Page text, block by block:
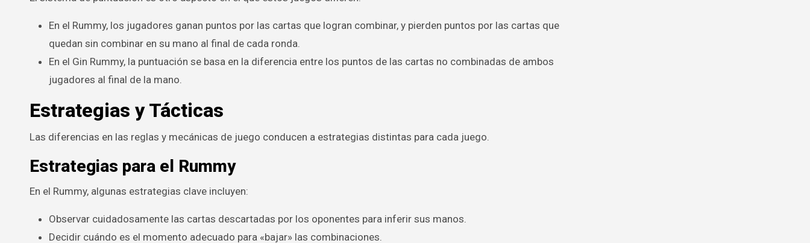
En el Rummy, los jugadores ganan puntos por las cartas que logran combinar, y pierden puntos por las cartas que
quedan sin combinar en su mano al final de cada ronda.
En el Gin Rummy, la puntuación se basa en la diferencia entre los puntos de las cartas no combinadas de ambos
jugadores al final de la mano.
Estrategias y Tácticas
Las diferencias en las reglas y mecánicas de juego conducen a estrategias distintas para cada juego.
Estrategias para el Rummy
En el Rummy, algunas estrategias clave incluyen:
Observar cuidadosamente las cartas descartadas por los oponentes para inferir sus manos.
Decidir cuándo es el momento adecuado para «bajar» las combinaciones.